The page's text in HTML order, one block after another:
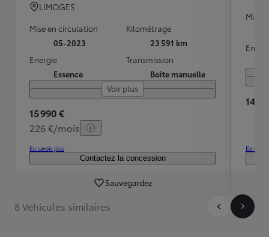
LIMOGES
Mise en circulation
05-2023
Kilométrage
23 591 km
Energie
Essence
Transmission
Boîte manuelle
Voir plus
15 990 €
226 €/mois
En savoir plus
Contactez la concession
Sauvegardez
Mise
14
En
8 Véhicules similaires